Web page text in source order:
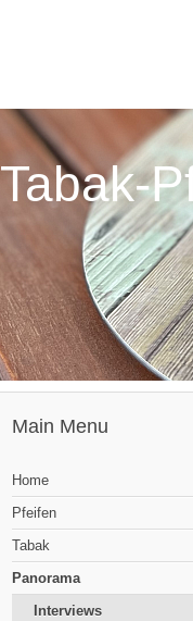
Tabak-
Main Menu
Home
Pfeifen
Tabak
Panorama
Interviews